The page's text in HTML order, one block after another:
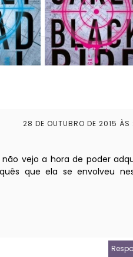
28 DE OUTUBRO DE 2015 ÀS
vejo a hora de poder
que ela se envolveu